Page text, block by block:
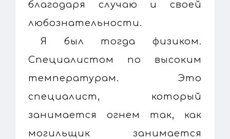
благодаря случаю и своей
любознательности.
Я был тогда физиком.
Специалистом по высоким
температурам. Это
специалист, который
занимается огнем так, как
могильщик занимается